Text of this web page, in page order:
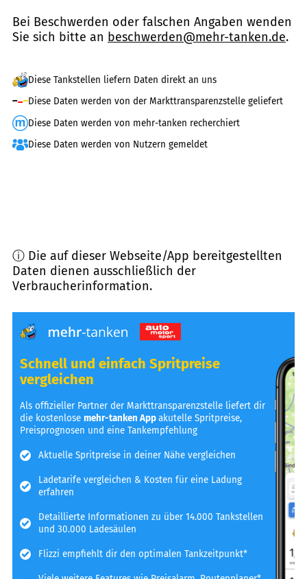
Bei Beschwerden oder falschen Angaben wenden
Sie sich bitte an beschwerden@mehr-tanken.de.
Diese Tankstellen liefern Daten direkt an uns
Diese Daten werden von der Markttransparenzstelle geliefert
Diese Daten werden von mehr-tanken recherchiert
Diese Daten werden von Nutzern gemeldet
ⓘ Die auf dieser Webseite/App bereitgestellten
Daten dienen ausschließlich der
Verbraucherinformation.
Schnell und einfach Spritpreise
vergleichen
Als offizieller Partner der Markttransparenzstelle liefert dir
die kostenlosemehr-tanken Appakutelle Spritpreise,
Preisprognosen und eine Tankempfehlung
Aktuelle Spritpreise in deiner Nähe vergleichen
Ladetarife vergleichen & Kosten für eine Ladung
erfahren
Detaillierte Informationen zu über 14.000 Tankstellen
und 30.000 Ladesäulen
Flizzi empfiehlt dir den optimalen Tankzeitpunkt*